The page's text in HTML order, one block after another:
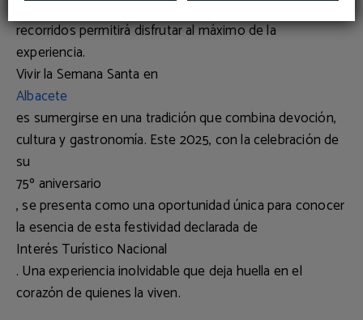
recorridos permitirá disfrutar al máximo de la
experiencia.
Vivir la Semana Santa en
Albacete
es sumergirse en una tradición que combina devoción,
cultura y gastronomía. Este 2025, con la celebración de
su
75º aniversario
, se presenta como una oportunidad única para conocer
la esencia de esta festividad declarada de
Interés Turístico Nacional
. Una experiencia inolvidable que deja huella en el
corazón de quienes la viven.